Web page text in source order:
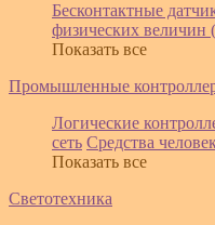
Бесконтактные
физических величин
Показать все
Промышленные
Логические
сеть Средства
Показать все
Светотехника